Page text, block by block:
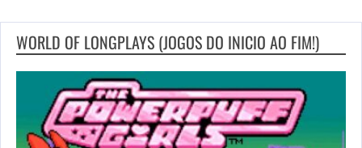
WORLD OF LONGPLAYS (JOGOS DO INICIO AO FIM!)